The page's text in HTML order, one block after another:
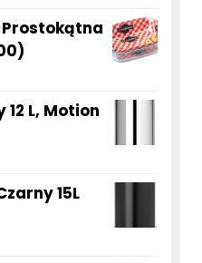
L, Motion
15L